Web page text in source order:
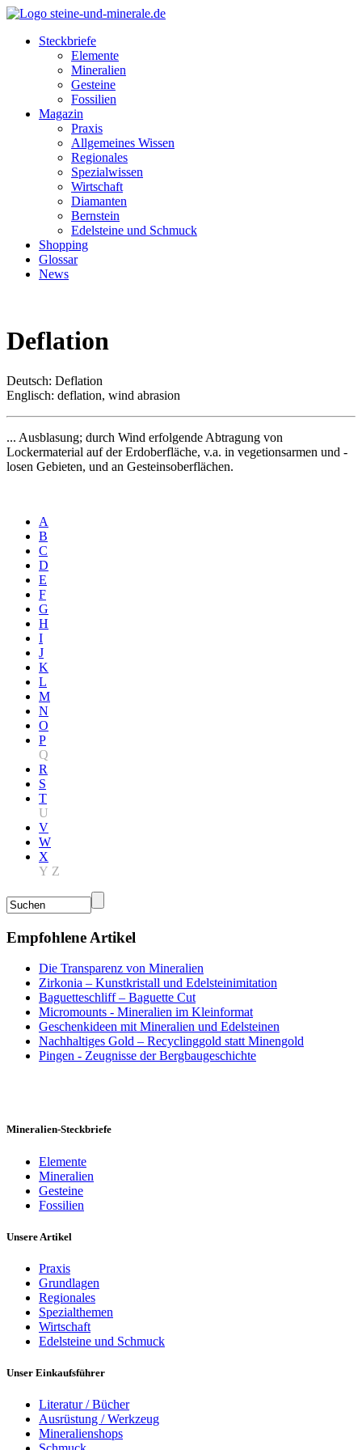
Steckbriefe
Elemente
Mineralien
Gesteine
Fossilien
Magazin
Praxis
Allgemeines Wissen
Regionales
Spezialwissen
Wirtschaft
Diamanten
Bernstein
Edelsteine und Schmuck
Shopping
Glossar
News
Deflation
Deutsch: Deflation
Englisch: deflation, wind abrasion
... Ausblasung; durch Wind erfolgende Abtragung von
Lockermaterial auf der Erdoberfläche, v.a. in vegetionsarmen und -
losen Gebieten, und an Gesteinsoberflächen.
A
B
C
D
E
F
G
H
I
J
K
L
M
N
O
P
Q
R
S
T
U
V
W
X
Y Z
Empfohlene Artikel
Die Transparenz von Mineralien
Zirkonia – Kunstkristall und Edelsteinimitation
Baguetteschliff – Baguette Cut
Micromounts - Mineralien im Kleinformat
Geschenkideen mit Mineralien und Edelsteinen
Nachhaltiges Gold – Recyclinggold statt Minengold
Pingen - Zeugnisse der Bergbaugeschichte
Mineralien-Steckbriefe
Elemente
Mineralien
Gesteine
Fossilien
Unsere Artikel
Praxis
Grundlagen
Regionales
Spezialthemen
Wirtschaft
Edelsteine und Schmuck
Unser Einkaufsführer
Literatur / Bücher
Ausrüstung / Werkzeug
Mineralienshops